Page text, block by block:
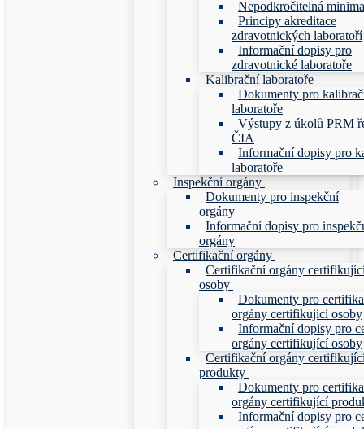
Nepodkročitelná minima
Principy akreditace
zdravotnických laboratoří
Informační dopisy pro
zdravotnické laboratoře
Kalibrační laboratoře
Dokumenty pro
laboratoře
Výstupy z úkolů PRM
ČIA
Informační dopisy pro
laboratoře
Inspekční orgány
Dokumenty pro inspekční
orgány
Informační dopisy pro
orgány
Certifikační orgány
Certifikační orgány
osoby
Dokumenty pro
orgány certifikující osoby
Informační dopisy pro
orgány certifikující osoby
Certifikační orgány
produkty
Dokumenty pro
orgány certifikující
Informační dopisy pro